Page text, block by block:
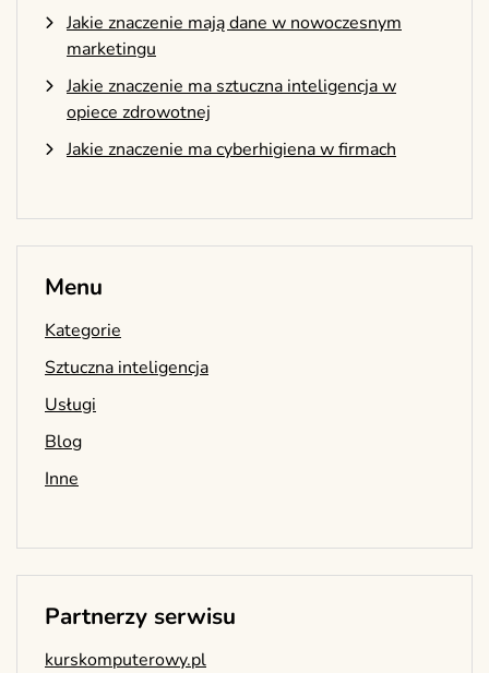
Jakie znaczenie mają dane w nowoczesnym
marketingu
Jakie znaczenie ma sztuczna inteligencja w
opiece zdrowotnej
Jakie znaczenie ma cyberhigiena w firmach
Menu
Kategorie
Sztuczna inteligencja
Usługi
Blog
Inne
Partnerzy serwisu
kurskomputerowy.pl